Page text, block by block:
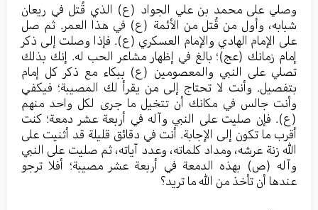
وصلي على محمد بن علي الجواد (ع) الذي قُتل في ريعان
شبابه، وأول من قُتل من الأئمة (ع) في هذا العمر. ثم صل
على الإمام الهادي والإمام العسكري (ع). فإذا وصلت إلى ذكر
إمام زمانك (عج)؛ بالغ في إظهار مشاعر الحب له. إنك بذلك
تصلي على النبي والمعصومين (ع) ببكاء مع ذكر كل إمام
بتفصيل. وأنت لا تحتاج إلى من يقرأ لك المصيبة؛ فيكفي
وأنت جالس في مكانك أن تتخيل ما جرى لكل واحد منهم
(ع). فإن صليت على النبي وآله في أربعة عشر دمعة؛ كنت
أقرب ما تكون إلى الإجابة. أنت في دقائق قليلة قد أثنيت على
الله زنة عرشه، ومداد كلماته، وعدد آياته، ثم صليت على النبي
وآله (ص) بهذه الدمعة في أربعة عشر مصيبة؛ أفلا ترجو
عندها أن تأخذ من الله ما تريد؟